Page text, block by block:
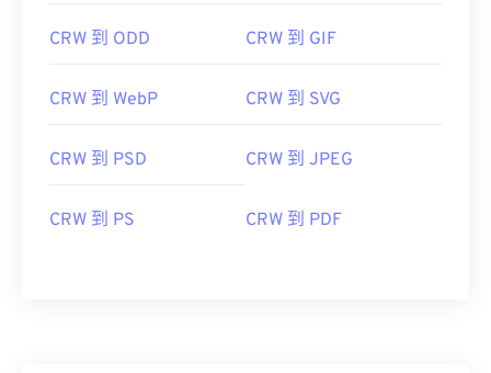
優秀程序包括 Adobe Lightroom 和Adobe
RAW 映像擴充
作為一種 RAW 檔案格式，CRW 可以轉換為多種不同
CRW 到 ODD CRW 到 GIF
CRW 到 WebP CRW 到 SVG
CRW 到 PSD CRW 到 JPEG
CRW 到 PS CRW 到 PDF